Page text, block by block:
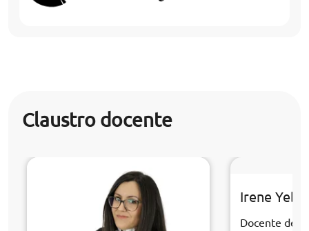
Claustro docente
Irene
Docente de